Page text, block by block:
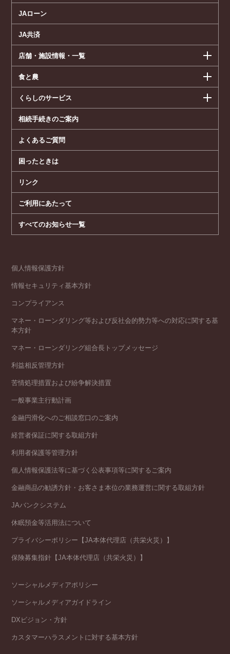
JAローン
JA共済
店舗・施設情報・一覧
食と農
くらしのサービス
相続手続きのご案内
よくあるご質問
困ったときは
リンク
ご利用にあたって
すべてのお知らせ一覧
個人情報保護方針
情報セキュリティ基本方針
コンプライアンス
マネー・ローンダリング等および反社会的勢力等への対応に関する基
本方針
マネー・ローンダリング組合長トップメッセージ
利益相反管理方針
苦情処理措置および紛争解決措置
一般事業主行動計画
金融円滑化へのご相談窓口のご案内
経営者保証に関する取組方針
利用者保護等管理方針
個人情報保護法等に基づく公表事項等に関するご案内
金融商品の勧誘方針・お客さま本位の業務運営に関する取組方針
JAバンクシステム
休眠預金等活用法について
プライバシーポリシー【JA本体代理店（共栄火災）】
保険募集指針【JA本体代理店（共栄火災）】
ソーシャルメディアポリシー
ソーシャルメディアガイドライン
DXビジョン・方針
カスタマーハラスメントに対する基本方針